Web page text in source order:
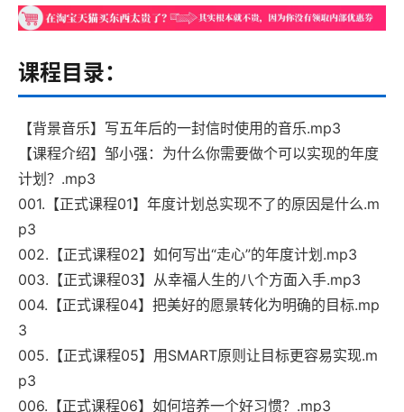
课程目录：
【背景音乐】写五年后的一封信时使用的音乐.mp3
【课程介绍】邹小强：为什么你需要做个可以实现的年度
计划？.mp3
001.【正式课程01】年度计划总实现不了的原因是什么.m
p3
002.【正式课程02】如何写出“走心”的年度计划.mp3
003.【正式课程03】从幸福人生的八个方面入手.mp3
004.【正式课程04】把美好的愿景转化为明确的目标.mp
3
005.【正式课程05】用SMART原则让目标更容易实现.m
p3
006.【正式课程06】如何培养一个好习惯？.mp3